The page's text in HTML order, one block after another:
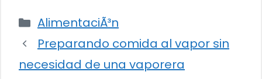
Categorías
AlimentaciÃ³n
Preparando comida al vapor sin
necesidad de una vaporera